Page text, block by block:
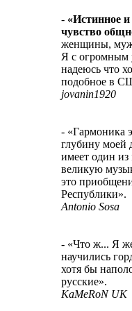
- «Истинное и
чувство
женщины,
Я с огромным
надеюсь что
подобное в
jovanin1920
- «Гармоника
глубину моей
имеет один
великую
это
Республики».
Antonio Sosa
- «Что ж... Я
научились
хотя бы
русские».
KaMeRoN UK